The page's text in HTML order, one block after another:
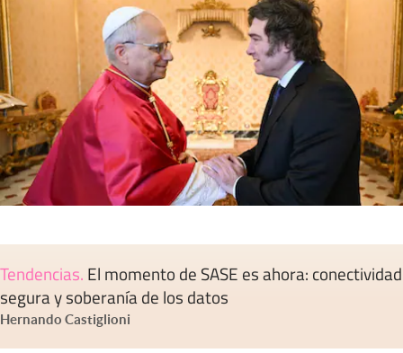
Tendencias. El momento de SASE es ahora: conectividad
segura y soberanía de los datos
Hernando Castiglioni